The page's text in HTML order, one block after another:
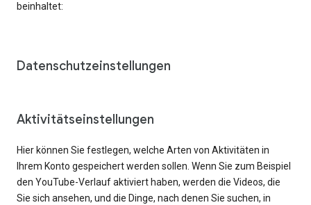
beinhaltet:
Datenschutzeinstellungen
Aktivitätseinstellungen
Hier können Sie festlegen, welche Arten von Aktivitäten in
Ihrem Konto gespeichert werden sollen. Wenn Sie zum Beispiel
den YouTube-Verlauf aktiviert haben, werden die Videos, die
Sie sich ansehen, und die Dinge, nach denen Sie suchen, in